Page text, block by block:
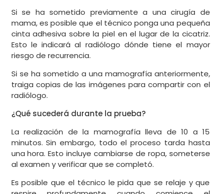
Si se ha sometido previamente a una cirugía de
mama, es posible que el técnico ponga una pequeña
cinta adhesiva sobre la piel en el lugar de la cicatriz.
Esto le indicará al radiólogo dónde tiene el mayor
riesgo de recurrencia.
Si se ha sometido a una mamografía anteriormente,
traiga copias de las imágenes para compartir con el
radiólogo.
¿Qué sucederá durante la prueba?
La realización de la mamografía lleva de 10 a 15
minutos. Sin embargo, todo el proceso tarda hasta
una hora. Esto incluye cambiarse de ropa, someterse
al examen y verificar que se completó.
Es posible que el técnico le pida que se relaje y que